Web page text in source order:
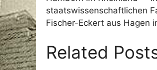
staatswissenschaftlichen
Fischer-Eckert aus Hagen
Related